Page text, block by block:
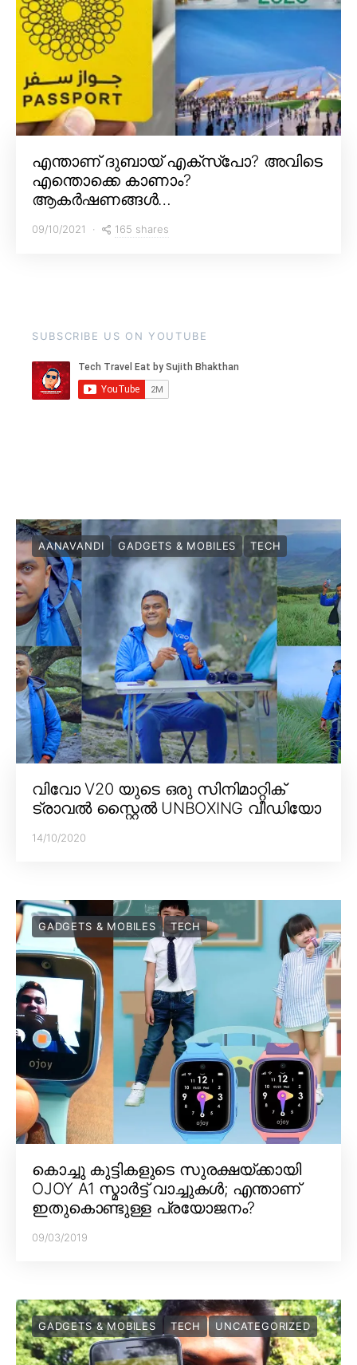
എന്താണ് ദുബായ് എക്സ്പോ? അവിടെ
എന്തൊക്കെ കാണാം?
ആകർഷണങ്ങൾ…
09/10/2021 165 shares
SUBSCRIBE US ON YOUTUBE
AANAVANDI GADGETS & MOBILES TECH
വിവോ V20 യുടെ ഒരു സിനിമാറ്റിക്
ട്രാവൽ സ്റ്റൈൽ UNBOXING വീഡിയോ
14/10/2020
GADGETS & MOBILES TECH
കൊച്ചു കുട്ടികളുടെ സുരക്ഷയ്ക്കായി
OJOY A1 സ്മാർട്ട് വാച്ചുകൾ; എന്താണ്
ഇതുകൊണ്ടുള്ള പ്രയോജനം?
09/03/2019
GADGETS & MOBILES TECH UNCATEGORIZED